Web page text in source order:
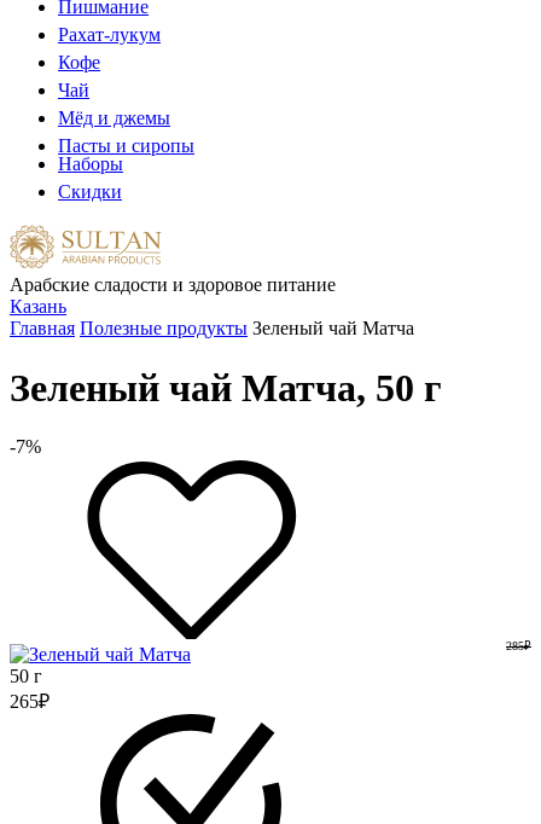
Пишмание
Рахат-лукум
Кофе
Чай
Мёд и джемы
Пасты и сиропы
Наборы
Скидки
Арабские сладости и здоровое питание
Казань
Главная Полезные продукты Зеленый чай Матча
Зеленый чай Матча, 50 г
-7%
50 г
285₽
265₽